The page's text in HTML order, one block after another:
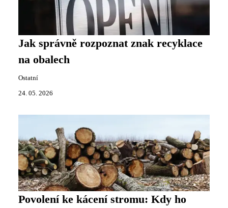
Jak správně rozpoznat znak recyklace
na obalech
Ostatní
24. 05. 2026
Povolení ke kácení stromu: Kdy ho